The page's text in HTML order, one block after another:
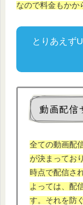
なので料金もかか
とりあえず
動画配信
全ての動画配
が決まってお
時点で配信さ
よっては、配
す。それを防